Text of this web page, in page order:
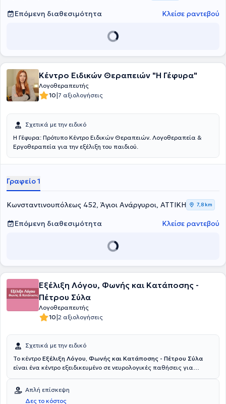
Επόμενη διαθεσιμότητα Κλείσε ραντεβού
Κέντρο Ειδικών Θεραπειών "Η Γέφυρα"
Λογοθεραπευτής
10|7 αξιολογήσεις
Σχετικά με την ειδικό
Η Γέφυρα: Πρότυπο Κέντρο Ειδικών Θεραπειών. Λογοθεραπεία &
Εργοθεραπεία για την εξέλιξη του παιδιού.
Γραφείο 1
Κωνσταντινουπόλεως 452, Άγιοι Ανάργυροι, ΑΤΤΙΚΗ 7,8 km
Επόμενη διαθεσιμότητα Κλείσε ραντεβού
Εξέλιξη Λόγου, Φωνής και Κατάποσης -
Πέτρου Σύλα
Λογοθεραπευτής
10|2 αξιολογήσεις
Σχετικά με την ειδικό
Το κέντρο Εξέλιξη Λόγου, Φωνής και Κατάποσης - Πέτρου Σύλα
είναι ένα κέντρο εξειδικευμένο σε νευρολογικές παθήσεις για
κατάποσης το οποίο εδράζεται στο Χαλάνδρι. Επιστημονική
Υπεύθυνη και ιδιοκτήτρια του Κέντρου είναι η Λογοθεραπεύτρια
Απλή επίσκεψη
Δες το κόστος